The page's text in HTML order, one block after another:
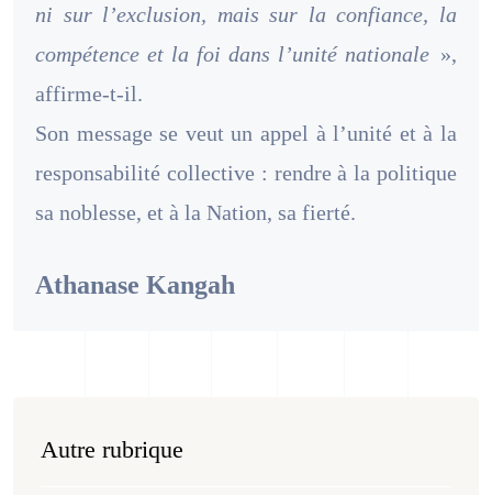
ni sur l’exclusion, mais sur la confiance, la
compétence et la foi dans l’unité nationale »,
affirme-t-il.
Son message se veut un appel à l’unité et à la
responsabilité collective : rendre à la politique
sa noblesse, et à la Nation, sa fierté.
Athanase Kangah
Autre rubrique